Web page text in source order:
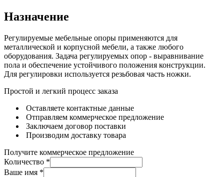
Назначение
Регулируемые мебельные опоры применяются для
металлической и корпусной мебели, а также любого
оборудования. Задача регулируемых опор - выравнивание
пола и обеспечение устойчивого положения конструкции.
Для регулировки используется резьбовая часть ножки.
Простой и легкий процесс заказа
Оставляете контактные данные
Отправляем коммерческое предложение
Заключаем договор поставки
Производим доставку товара
Получите коммерческое предложение
Количество *
Ваше имя *